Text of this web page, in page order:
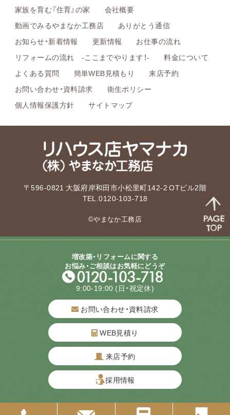
家族を育む『住育』の家
会社概要
動画でみるやまなか工務店
ありがとう通信
お知らせ・新着情報
更新情報
お仕事の流れ
リフォームの流れ -ここまでやります！-
料金について
よくある質問
簡単WEB見積もり
来店予約
お問い合わせ・資料請求
衛生ポリシー
個人情報保護方針
サイトマップ
〒596-0821 大阪府岸和田市小松里町142-2 OTビル2階
TEL.0120-103-718
©やまなか工務店
増改築・リフォームに関する
お悩み・ご相談はお気軽にどうぞ
9:00-19:00 (日・祝定休)
お問い合わせ・資料請求
WEB見積り
来店予約
採用情報